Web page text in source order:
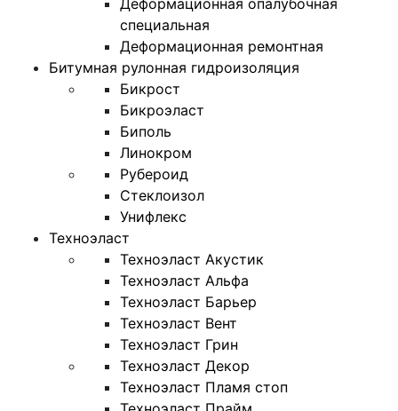
Деформационная опалубочная
специальная
Деформационная ремонтная
Битумная рулонная гидроизоляция
Бикрост
Бикроэласт
Биполь
Линокром
Рубероид
Стеклоизол
Унифлекс
Техноэласт
Техноэласт Акустик
Техноэласт Альфа
Техноэласт Барьер
Техноэласт Вент
Техноэласт Грин
Техноэласт Декор
Техноэласт Пламя стоп